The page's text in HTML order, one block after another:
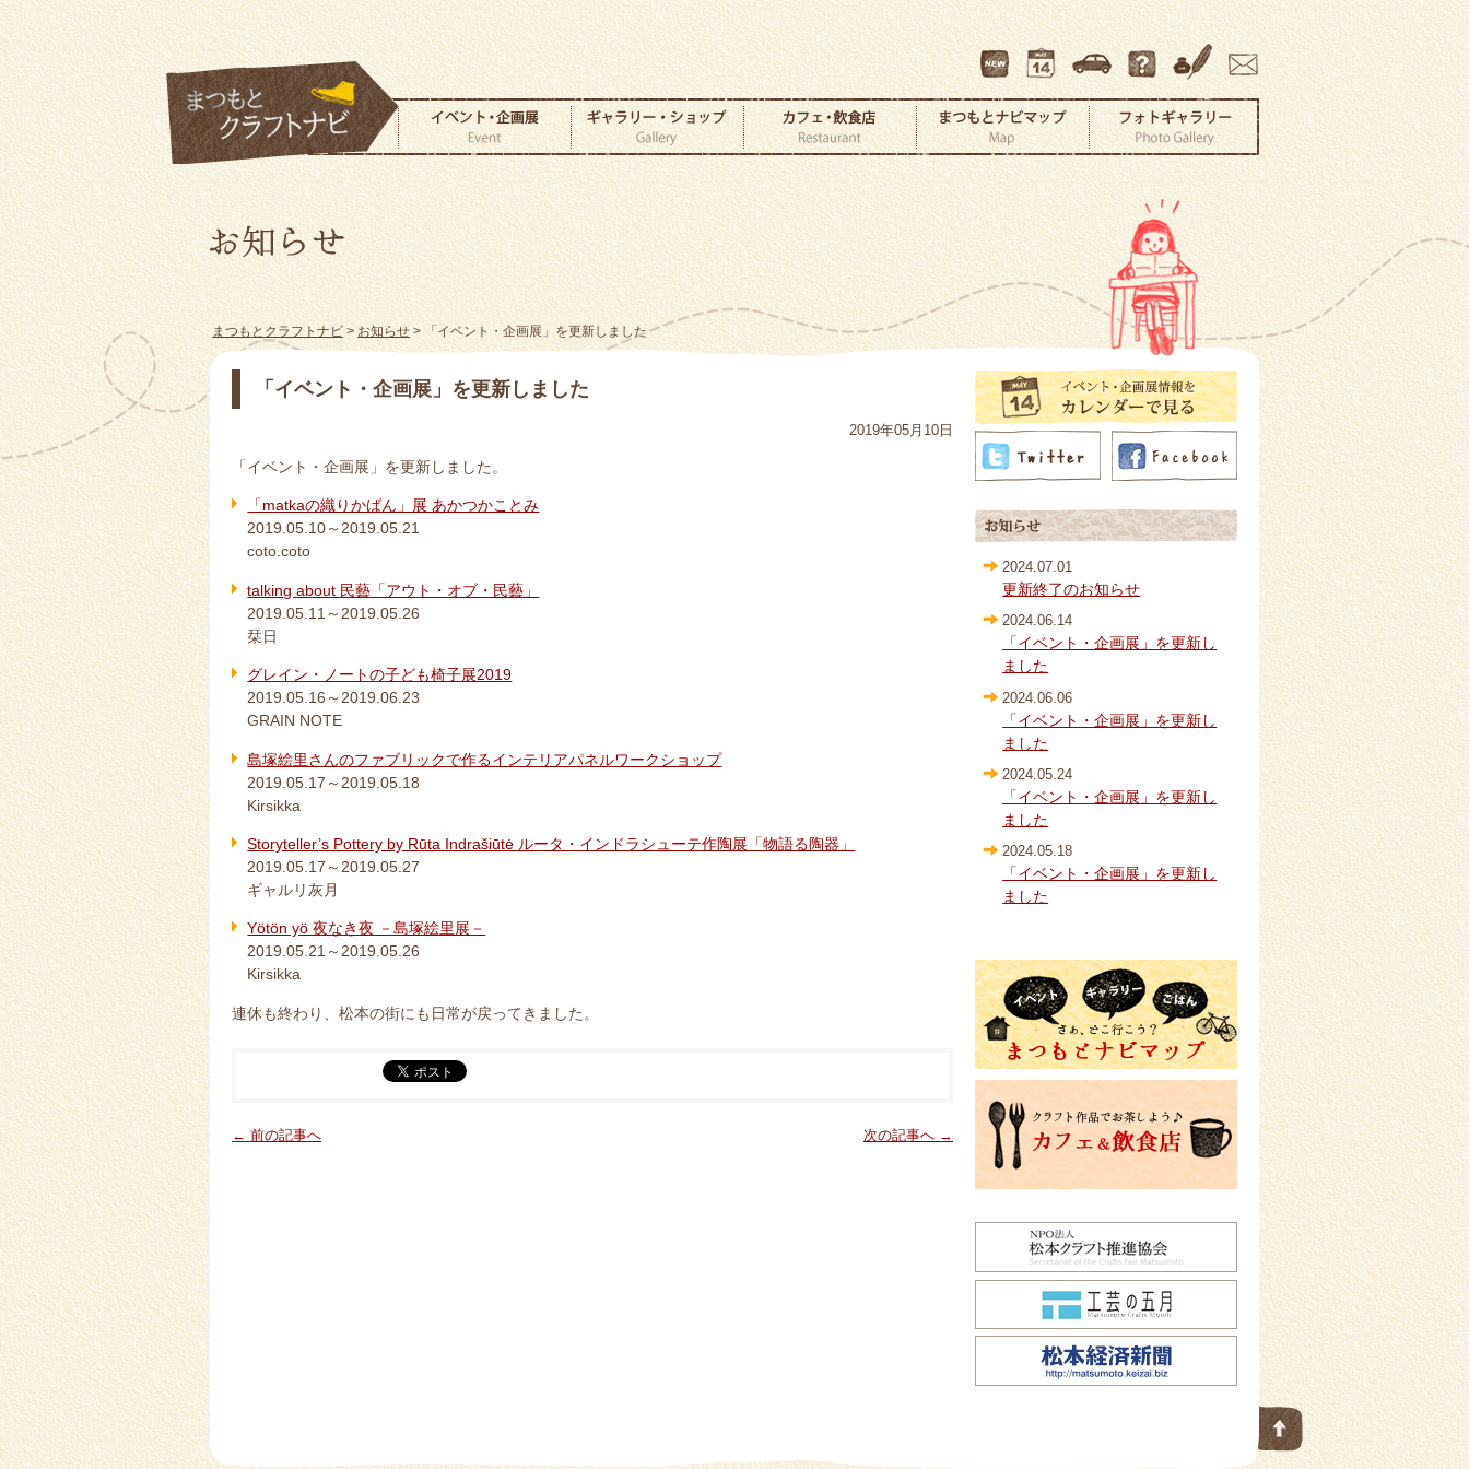
まつもとクラフトナビ > お知らせ> 「イベント・企画展」を更新しました
「イベント・企画展」を更新しました
2019年05月10日
「イベント・企画展」を更新しました。
「matkaの織りかばん」展 あかつかことみ
2019.05.10～2019.05.21
coto.coto
talking about 民藝「アウト・オブ・民藝」
2019.05.11～2019.05.26
栞日
グレイン・ノートの子ども椅子展2019
2019.05.16～2019.06.23
GRAIN NOTE
島塚絵里さんのファブリックで作るインテリアパネルワークショップ
2019.05.17～2019.05.18
Kirsikka
Storyteller’s Pottery by Rūta Indrašiūtė ルータ・インドラシューテ作陶展「物語る陶器」
2019.05.17～2019.05.27
ギャルリ灰月
Yötön yö 夜なき夜 －島塚絵里展－
2019.05.21～2019.05.26
Kirsikka
連休も終わり、松本の街にも日常が戻ってきました。
← 前の記事へ 次の記事へ →
2024.07.01
更新終了のお知らせ
2024.06.14
「イベント・企画展」を更新し
ました
2024.06.06
「イベント・企画展」を更新し
ました
2024.05.24
「イベント・企画展」を更新し
ました
2024.05.18
「イベント・企画展」を更新し
ました